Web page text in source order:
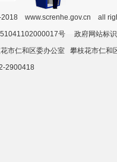
2018 www.screnhe.gov.cn all
51041102000017号 政府网站
花市仁和区委办公室 攀枝花市仁
2900418